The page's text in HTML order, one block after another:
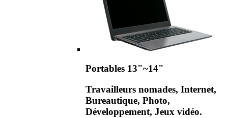
Portables 13"~14"
Travailleurs nomades, Internet,
Bureautique, Photo,
Développement, Jeux vidéo.